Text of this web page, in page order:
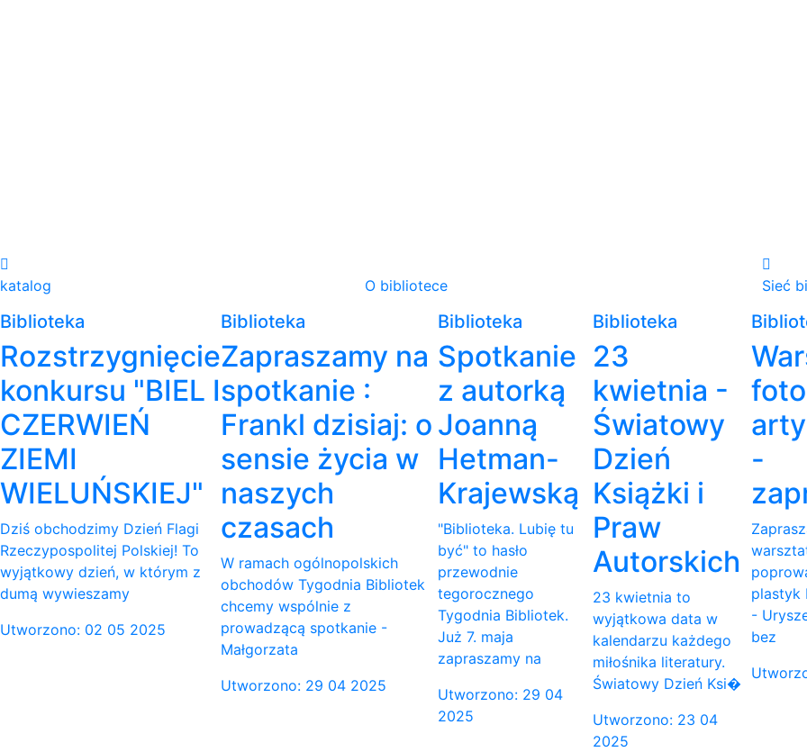
katalog O bibliotece Sieć
Biblioteka
Rozstrzygnięcie
konkursu "BIEL I
CZERWIEŃ
ZIEMI
WIELUŃSKIEJ"
Dziś obchodzimy Dzień Flagi
Rzeczypospolitej Polskiej! To
wyjątkowy dzień, w którym z
dumą wywieszamy
Utworzono: 02 05 2025
Biblioteka
Zapraszamy na
spotkanie :
Frankl dzisiaj: o
sensie życia w
naszych
czasach
W ramach ogólnopolskich
obchodów Tygodnia Bibliotek
chcemy wspólnie z
prowadzącą spotkanie -
Małgorzata
Utworzono: 29 04 2025
Biblioteka
Spotkanie
z autorką
Joanną
Hetman-
Krajewską
"Biblioteka. Lubię tu
być" to hasło
przewodnie
tegorocznego
Tygodnia Bibliotek.
Już 7. maja
zapraszamy na
Utworzono: 29 04
2025
Biblioteka
23
kwietnia -
Światowy
Dzień
Książki i
Praw
Autorskich
23 kwietnia to
wyjątkowa data w
kalendarzu każdego
miłośnika literatury.
Światowy Dzień Ksi�
Utworzono: 23 04
2025
-
plastyk
-
bez